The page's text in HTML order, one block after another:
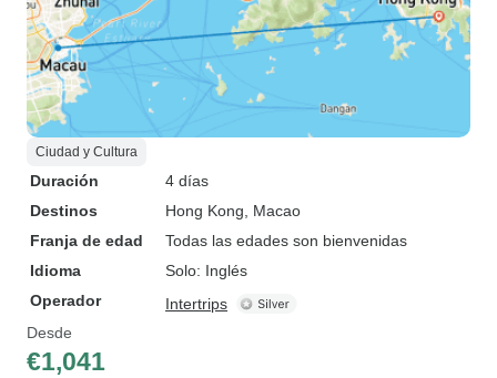
Ciudad y Cultura
Duración
4 días
Destinos
Hong Kong , Macao
Franja de edad
Todas las edades son bienvenidas
Idioma
Solo: Inglés
Operador
Intertrips
Desde
€1,041